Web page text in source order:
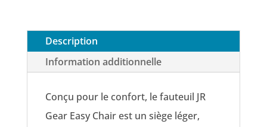
Description
Information additionnelle
Conçu pour le confort, le fauteuil JR
Gear Easy Chair est un siège léger,